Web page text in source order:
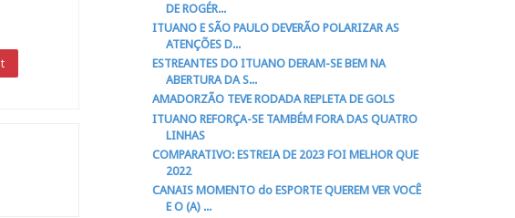
DE ROGÉR...
ITUANO E SÃO PAULO DEVERÃO POLARIZAR AS
ATENÇÕES D...
ESTREANTES DO ITUANO DERAM-SE BEM NA
ABERTURA DA S...
AMADORZÃO TEVE RODADA REPLETA DE GOLS
ITUANO REFORÇA-SE TAMBÉM FORA DAS QUATRO
LINHAS
COMPARATIVO: ESTREIA DE 2023 FOI MELHOR QUE
2022
CANAIS MOMENTO do ESPORTE QUEREM VER VOCÊ
E O (A) ...